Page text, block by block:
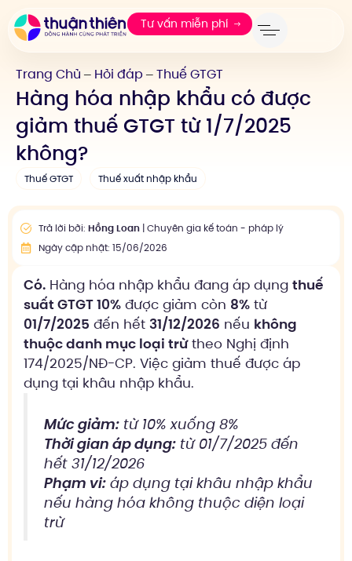
Tư vấn miễn phí
Trang Chủ — Hỏi đáp — Thuế GTGT
Hàng hóa nhập khẩu có được
giảm thuế GTGT từ 1/7/2025
không?
Thuế GTGT Thuế xuất nhập khẩu
Trả lời bởi: Hồng Loan| Chuyên gia kế toán - pháp lý
Ngày cập nhật: 15/06/2026
Có. Hàng hóa nhập khẩu đang áp dụng thuế
suất GTGT 10% được giảm còn 8% từ
01/7/2025 đến hết 31/12/2026 nếu không
thuộc danh mục loại trừtheo Nghị định
174/2025/NĐ-CP. Việc giảm thuế được áp
dụng tại khâu nhập khẩu.
Mức giảm:từ 10% xuống 8%
Thời gian áp dụng:từ 01/7/2025 đến
hết 31/12/2026
Phạm vi:áp dụng tại khâu nhập khẩu
nếu hàng hóa không thuộc diện loại
trừ